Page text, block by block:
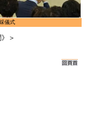
儀式
＞